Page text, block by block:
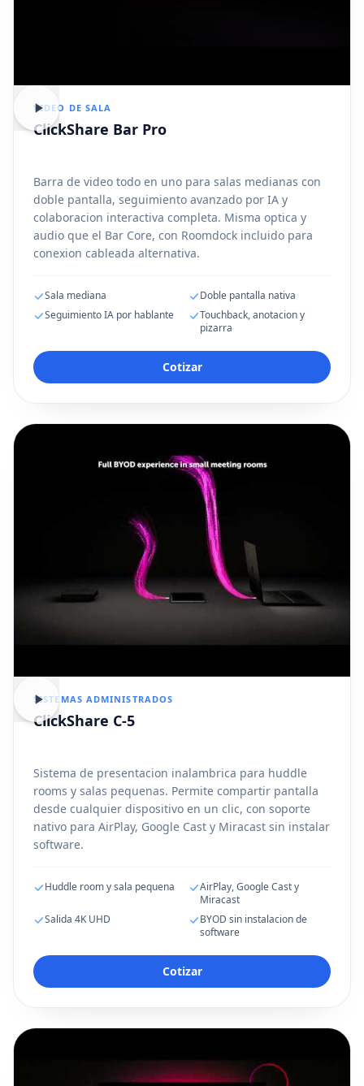
VIDEO DE SALA
ClickShare Bar Pro
Barra de video todo en uno para salas medianas con
doble pantalla, seguimiento avanzado por IA y
colaboracion interactiva completa. Misma optica y
audio que el Bar Core, con Roomdock incluido para
conexion cableada alternativa.
Sala mediana
Doble pantalla nativa
Seguimiento IA por hablante
Touchback, anotacion y
pizarra
Cotizar
SISTEMAS ADMINISTRADOS
ClickShare C-5
Sistema de presentacion inalambrica para huddle
rooms y salas pequenas. Permite compartir pantalla
desde cualquier dispositivo en un clic, con soporte
nativo para AirPlay, Google Cast y Miracast sin instalar
software.
Huddle room y sala pequena
AirPlay, Google Cast y
Miracast
Salida 4K UHD
BYOD sin instalacion de
software
Cotizar